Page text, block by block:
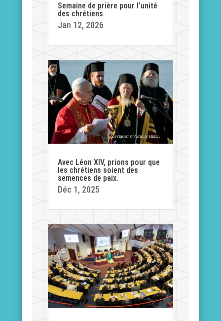
Semaine de prière pour l’unité
des chrétiens
Jan 12, 2026
Avec Léon XIV, prions pour que
les chrétiens soient des
semences de paix.
Déc 1, 2025